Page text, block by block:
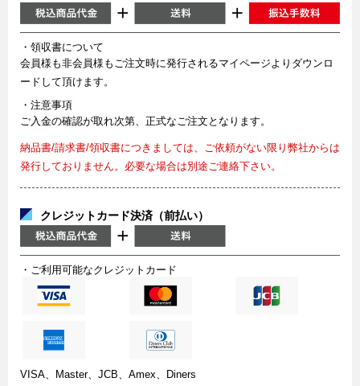
・領収書について
会員様も非会員様もご注文時に発行されるマイページよりダウンロ
ードして頂けます。
・注意事項
ご入金の確認が取れ次第、正式なご注文となります。
納品書/請求書/領収書につきましては、ご依頼がない限り弊社からは
発行しておりません。必要な場合は別途ご連絡下さい。
クレジットカード決済（前払い）
・ご利用可能なクレジットカード
VISA、Master、JCB、Amex、Diners